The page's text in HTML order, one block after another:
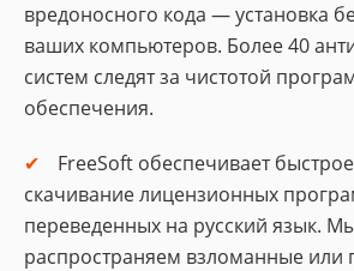
вредоносного кода — установка
ваших компьютеров. Более 40
систем следят за чистотой
обеспечения.
FreeSoft обеспечивает
скачивание лицензионных
переведенных на русский язык.
распространяем взломанные или